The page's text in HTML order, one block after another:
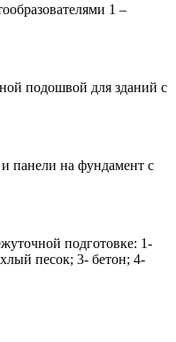
1 –
подошвой для зданий с
панели на фундамент с
подготовке: 1-
песок; 3- бетон; 4-